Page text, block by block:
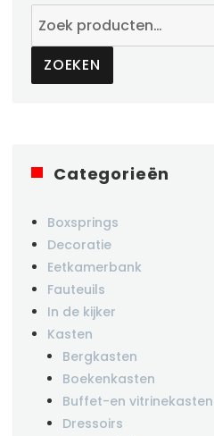
naar:
ZOEKEN
Categorieën
Boxsprings
Decoratie
Eetkamerbank
Fauteuils
In de kijker
Kasten
Bergkasten
Boekenkasten
Buffet-en vitrinekasten
Dressoirs